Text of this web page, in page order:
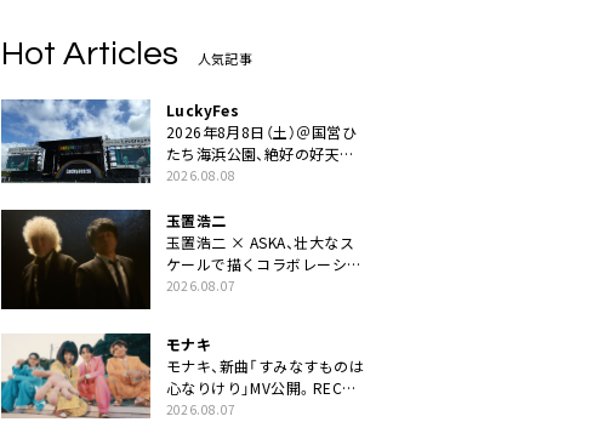
Hot Articles 人気記事
LuckyFes
2026年8月8日（土）＠国営ひ
たち海浜公園、絶好の好天の
中＜LuckyFes’26＞開幕
2026.08.08
玉置浩二
玉置浩二 × ASKA、壮大なス
ケールで描くコラボレーショ
ン曲「音銀河」リリース決定。
2026.08.07
モナキ
モナキ、新曲「すみなすものは
心なりけり」MV公開。RECの
ギターにEvery Little Thing・
2026.08.07